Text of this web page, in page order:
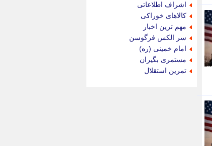
اشراف اطلاعاتی
کالاهای خوراکی
مهم ترین اخبار
سر الکس فرگوسن
امام خمینی (ره)
مستمری بگیران
تمرین استقلال